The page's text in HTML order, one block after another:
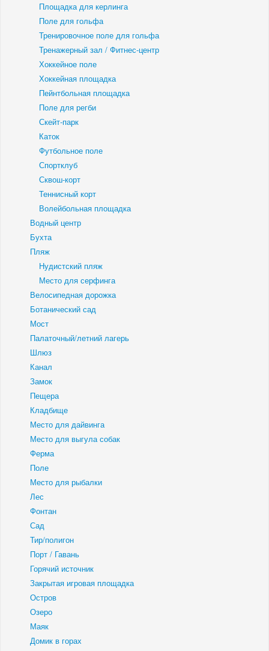
Площадка для керлинга
Поле для гольфа
Тренировочное поле для гольфа
Тренажерный зал / Фитнес-центр
Хоккейное поле
Хоккейная площадка
Пейнтбольная площадка
Поле для регби
Скейт-парк
Каток
Футбольное поле
Спортклуб
Сквош-корт
Теннисный корт
Волейбольная площадка
Водный центр
Бухта
Пляж
Нудистский пляж
Место для серфинга
Велосипедная дорожка
Ботанический сад
Мост
Палаточный/летний лагерь
Шлюз
Канал
Замок
Пещера
Кладбище
Место для дайвинга
Место для выгула собак
Ферма
Поле
Место для рыбалки
Лес
Фонтан
Сад
Тир/полигон
Порт / Гавань
Горячий источник
Закрытая игровая площадка
Остров
Озеро
Маяк
Домик в горах